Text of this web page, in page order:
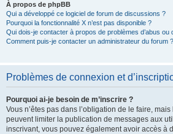
À propos de phpBB
Qui a développé ce logiciel de forum de discussions ?
Pourquoi la fonctionnalité X n’est pas disponible ?
Qui dois-je contacter à propos de problèmes d’abus ou
Comment puis-je contacter un administrateur du forum ?
Problèmes de connexion et
Pourquoi ai-je besoin de m’inscrire ?
Vous n’êtes pas dans l’obligation de le faire,
peuvent limiter la publication de messages aux
inscrivant, vous pouvez également avoir accès à